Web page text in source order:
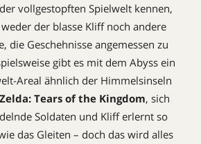
vollgestopften Spielwelt kennen,
der blasse Kliff noch andere
die Geschehnisse angemessen zu
gibt es mit dem Abyss ein
Areal ähnlich der Himmelsinseln
Tears of the Kingdom, sich
Soldaten und Kliff erlernt so
das Gleiten – doch das wird alles